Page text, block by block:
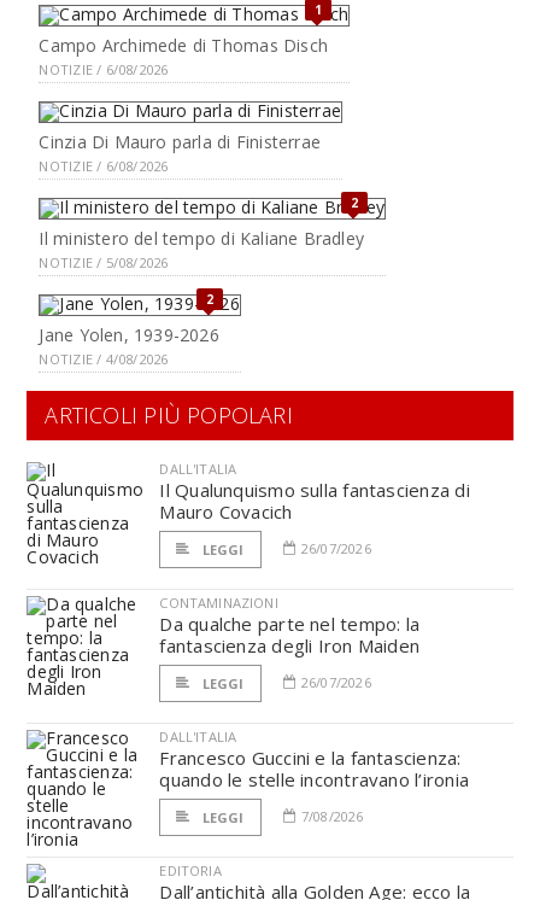
1
Campo Archimede di Thomas Disch
NOTIZIE / 6/08/2026
Cinzia Di Mauro parla di Finisterrae
NOTIZIE / 6/08/2026
2
Il ministero del tempo di Kaliane Bradley
NOTIZIE / 5/08/2026
2
Jane Yolen, 1939-2026
NOTIZIE / 4/08/2026
ARTICOLI PIÙ POPOLARI
DALL'ITALIA
Il Qualunquismo sulla fantascienza di
Mauro Covacich
LEGGI 26/07/2026
CONTAMINAZIONI
Da qualche parte nel tempo: la
fantascienza degli Iron Maiden
LEGGI 26/07/2026
DALL'ITALIA
Francesco Guccini e la fantascienza:
quando le stelle incontravano l’ironia
LEGGI 7/08/2026
EDITORIA
Dall’antichità alla Golden Age: ecco la